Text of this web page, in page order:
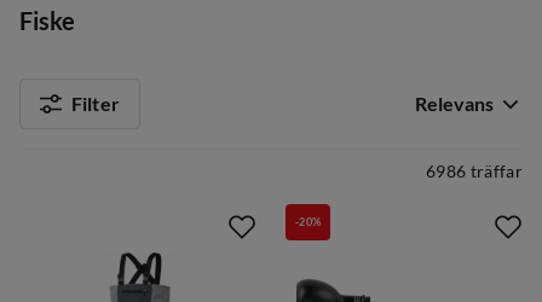
Fiske
Filter Relevans
6986 träffar
-20%